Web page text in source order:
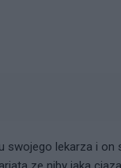
swojego lekarza i